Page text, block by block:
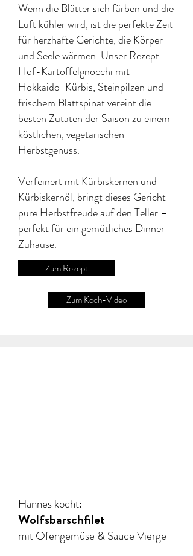
Wenn die Blätter sich färben und die
Luft kühler wird, ist die perfekte Zeit
für herzhafte Gerichte, die Körper
und Seele wärmen. Unser Rezept
Hof-Kartoffelgnocchi mit
Hokkaido-Kürbis, Steinpilzen und
frischem Blattspinat vereint die
besten Zutaten der Saison zu einem
köstlichen, vegetarischen
Herbstgenuss.
Verfeinert mit Kürbiskernen und
Kürbiskernöl, bringt dieses Gericht
pure Herbstfreude auf den Teller –
perfekt für ein gemütliches Dinner
Zuhause.
Zum Rezept
Zum Koch-Video
Hannes kocht:
Wolfsbarschfilet
mit Ofengemüse & Sauce Vierge